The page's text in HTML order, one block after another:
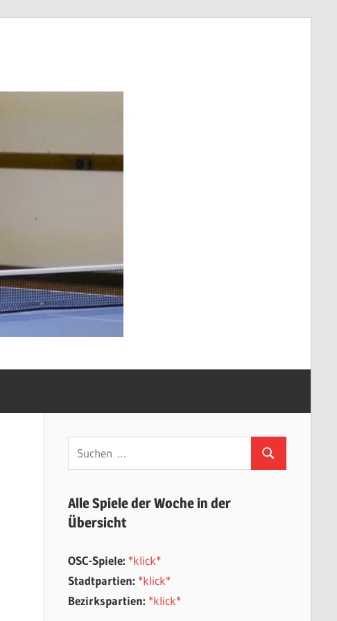
Suchen
nach:
Suchen
Alle Spiele der Woche in der
Übersicht
OSC-Spiele: *klick*
Stadtpartien: *klick*
Bezirkspartien: *klick*